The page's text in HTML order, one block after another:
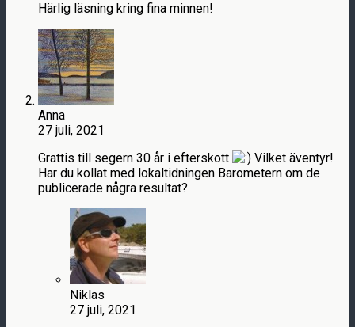
Härlig läsning kring fina minnen!
Anna
27 juli, 2021
Grattis till segern 30 år i efterskott
Vilket äventyr!
Har du kollat med lokaltidningen Barometern om de
publicerade några resultat?
Niklas
27 juli, 2021